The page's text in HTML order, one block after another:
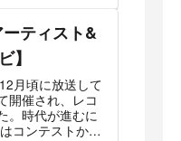
10月、番組進行
れた。「朝だ！
東留伽アナが
ーを担当した
ティスト&
】
月頃に放送して
開催され、レコ
。時代が進むに
コンテストから